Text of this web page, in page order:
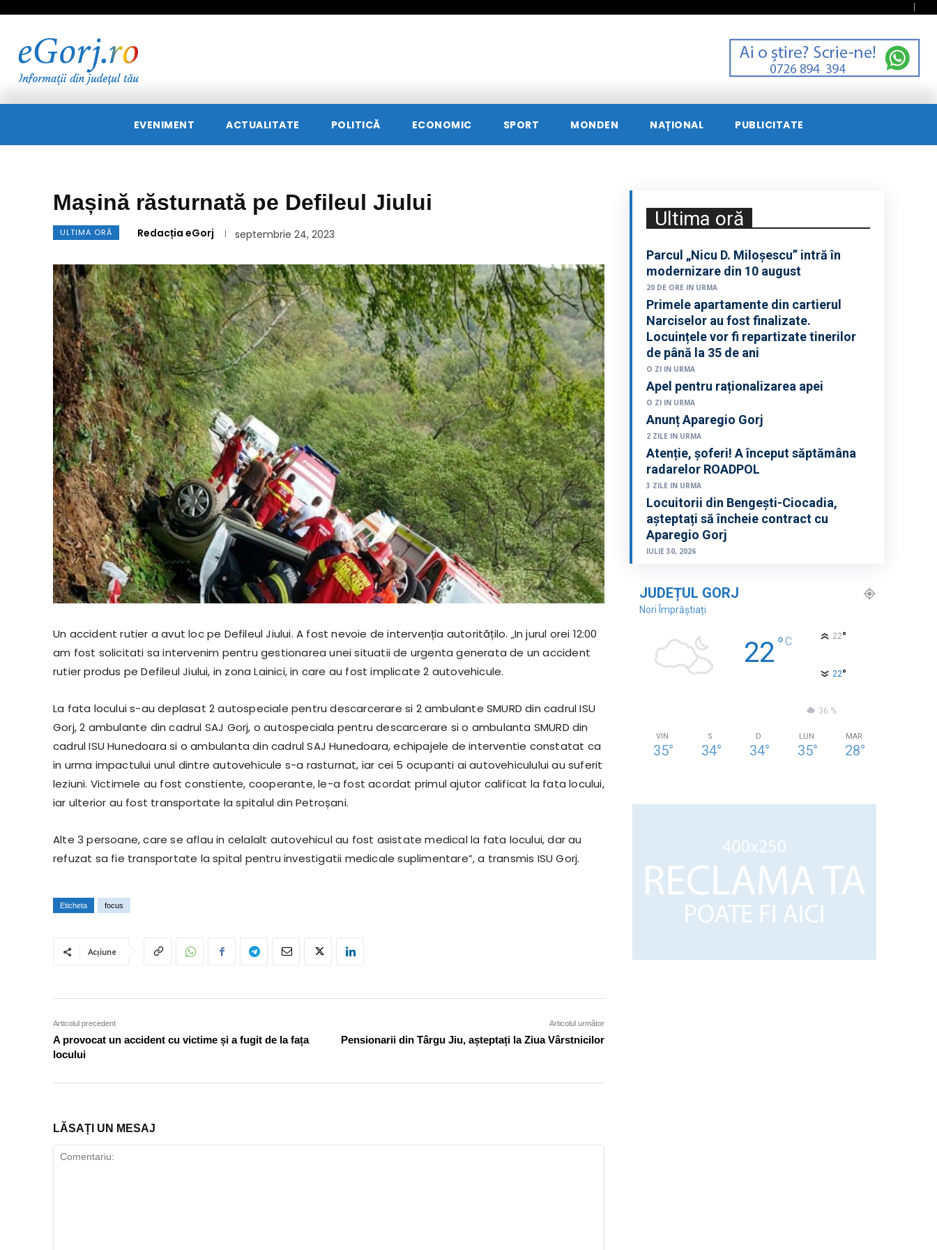
EVENIMENT ACTUALITATE POLITICĂ ECONOMIC SPORT MONDEN NAȚIONAL PUBLICITATE
Mașină răsturnată pe Defileul Jiului
ULTIMA ORĂ Redacția eGorj septembrie 24, 2023
Un accident rutier a avut loc pe Defileul Jiului. A fost nevoie de intervenția autoritățilo. „In jurul orei 12:00
am fost solicitati sa intervenim pentru gestionarea unei situatii de urgenta generata de un accident
rutier produs pe Defileul Jiului, in zona Lainici, in care au fost implicate 2 autovehicule.
La fata locului s-au deplasat 2 autospeciale pentru descarcerare si 2 ambulante SMURD din cadrul ISU
Gorj, 2 ambulante din cadrul SAJ Gorj, o autospeciala pentru descarcerare si o ambulanta SMURD din
cadrul ISU Hunedoara si o ambulanta din cadrul SAJ Hunedoara, echipajele de interventie constatat ca
in urma impactului unul dintre autovehicule s-a rasturnat, iar cei 5 ocupanti ai autovehiculului au suferit
leziuni. Victimele au fost constiente, cooperante, le-a fost acordat primul ajutor calificat la fata locului,
iar ulterior au fost transportate la spitalul din Petroșani.
Alte 3 persoane, care se aflau in celalalt autovehicul au fost asistate medical la fata locului, dar au
refuzat sa fie transportate la spital pentru investigatii medicale suplimentare”, a transmis ISU Gorj.
Eticheta focus
Acțiune
Articolul precedent
A provocat un accident cu victime și a fugit de la fața
locului
Articolul următor
Pensionarii din Târgu Jiu, așteptați la Ziua Vârstnicilor
LĂSAȚI UN MESAJ
Ultima oră
Parcul „Nicu D. Miloșescu” intră în
modernizare din 10 august
20 DE ORE IN URMA
Primele apartamente din cartierul
Narciselor au fost finalizate.
Locuințele vor fi repartizate tinerilor
de până la 35 de ani
O ZI IN URMA
Apel pentru raționalizarea apei
O ZI IN URMA
Anunț Aparegio Gorj
2 ZILE IN URMA
Atenție, șoferi! A început săptămâna
radarelor ROADPOL
3 ZILE IN URMA
Locuitorii din Bengești-Ciocadia,
așteptați să încheie contract cu
Aparegio Gorj
IULIE 30, 2026
JUDEȚUL GORJ
Nori Împrăștiați
22°C 22°
22°
36 %
VIN
35°
S
34°
D
34°
LUN
35°
MAR
28°